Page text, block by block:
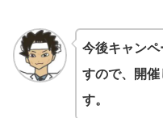
今後キャン
すので、開
す。